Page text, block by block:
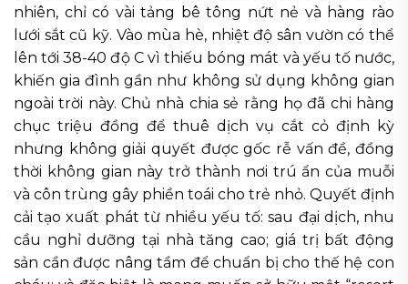
nhiên, chỉ có vài tảng bê tông nứt nẻ và hàng rào
lưới sắt cũ kỹ. Vào mùa hè, nhiệt độ sân vườn có thể
lên tới 38-40 độ C vì thiếu bóng mát và yếu tố nước,
khiến gia đình gần như không sử dụng không gian
ngoài trời này. Chủ nhà chia sẻ rằng họ đã chi hàng
chục triệu đồng để thuê dịch vụ cắt cỏ định kỳ
nhưng không giải quyết được gốc rễ vấn đề, đồng
thời không gian này trở thành nơi trú ẩn của muỗi
và côn trùng gây phiền toái cho trẻ nhỏ. Quyết định
cải tạo xuất phát từ nhiều yếu tố: sau đại dịch, nhu
cầu nghỉ dưỡng tại nhà tăng cao; giá trị bất động
sản cần được nâng tầm để chuẩn bị cho thế hệ con